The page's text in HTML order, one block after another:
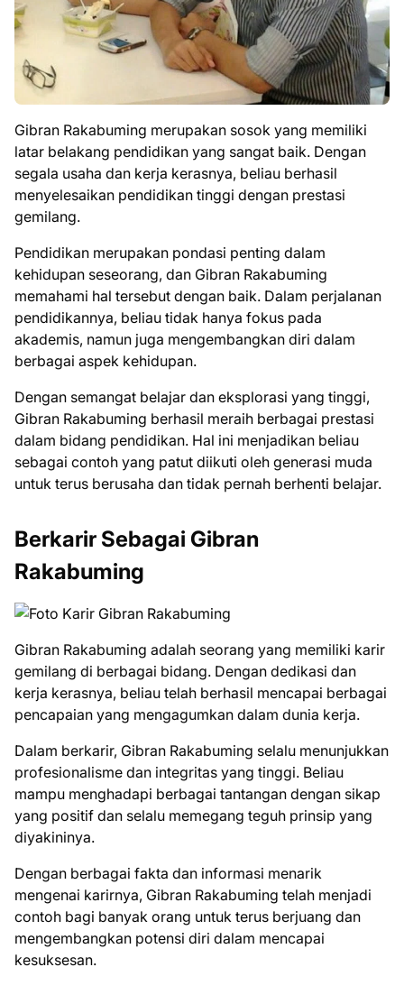
Gibran Rakabuming merupakan sosok yang memiliki
latar belakang pendidikan yang sangat baik. Dengan
segala usaha dan kerja kerasnya, beliau berhasil
menyelesaikan pendidikan tinggi dengan prestasi
gemilang.
Pendidikan merupakan pondasi penting dalam
kehidupan seseorang, dan Gibran Rakabuming
memahami hal tersebut dengan baik. Dalam perjalanan
pendidikannya, beliau tidak hanya fokus pada
akademis, namun juga mengembangkan diri dalam
berbagai aspek kehidupan.
Dengan semangat belajar dan eksplorasi yang tinggi,
Gibran Rakabuming berhasil meraih berbagai prestasi
dalam bidang pendidikan. Hal ini menjadikan beliau
sebagai contoh yang patut diikuti oleh generasi muda
untuk terus berusaha dan tidak pernah berhenti belajar.
Berkarir Sebagai Gibran
Rakabuming
Gibran Rakabuming adalah seorang yang memiliki karir
gemilang di berbagai bidang. Dengan dedikasi dan
kerja kerasnya, beliau telah berhasil mencapai berbagai
pencapaian yang mengagumkan dalam dunia kerja.
Dalam berkarir, Gibran Rakabuming selalu menunjukkan
profesionalisme dan integritas yang tinggi. Beliau
mampu menghadapi berbagai tantangan dengan sikap
yang positif dan selalu memegang teguh prinsip yang
diyakininya.
Dengan berbagai fakta dan informasi menarik
mengenai karirnya, Gibran Rakabuming telah menjadi
contoh bagi banyak orang untuk terus berjuang dan
mengembangkan potensi diri dalam mencapai
kesuksesan.